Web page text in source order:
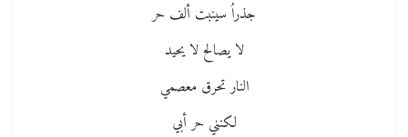
جذراُ سينبت ألف حر
لا يصالح لا يحيد
النار تحرق معصمي
لكنني حر أبي